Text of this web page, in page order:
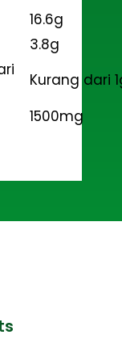
16.6g
3.8g
Kurang dari
1500mg